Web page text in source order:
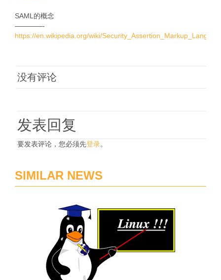
SAML的概念
————-
https://en.wikipedia.org/wiki/
没有评论
发表回复
要发表评论，您必须先登录。
SIMILAR NEWS